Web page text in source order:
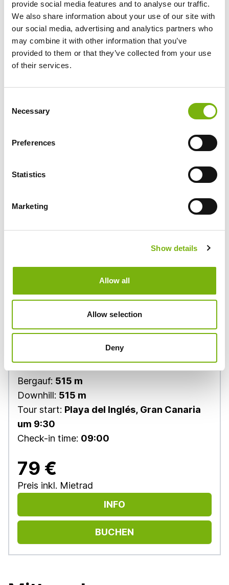
provide social media features and to analyse our traffic.
We also share information about your use of our site with
our social media, advertising and analytics partners who
may combine it with other information that you’ve
provided to them or that they’ve collected from your use
of their services.
Selection
Necessary
Preferences
Statistics
Marketing
Show details
Allow all
Allow selection
Deny
29 €
Preis exkl. Mietrad
Dienstag
Ayagaures + Tapas
und genieße Tapas in einem
Slow cycling
Bergauf: 515 m
Downhill: 515 m
Tour start: Playa del Inglés, Gran Canaria
um 9:30
Check-in time: 09:00
79 €
Preis inkl. Mietrad
INFO
BUCHEN